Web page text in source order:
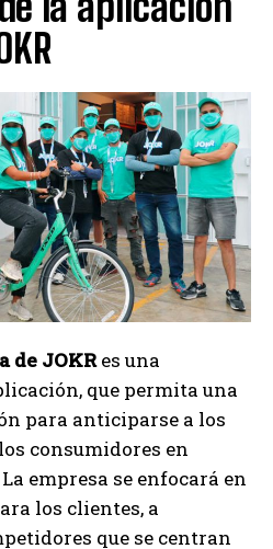
de JOKRes una
que permita una
para anticiparse a los
consumidores en
empresa se enfocará en
los clientes, a
que se centran